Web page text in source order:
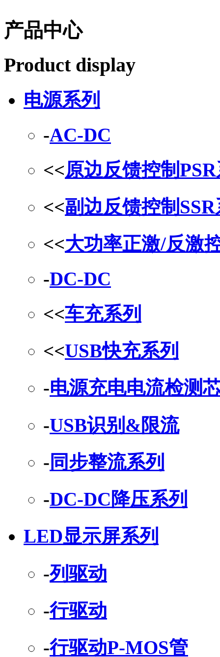
产品中心
Product display
电源系列
-AC-DC
<<原边反馈控制
<<副边反馈控制
<<大功率正激/反激
-DC-DC
<<车充系列
<<USB快充系列
-电源充电电流检测
-USB识别&限流
- 同步整流系列
-DC-DC降压系列
LED显示屏系列
-列驱动
-行驱动
-行驱动P-MOS管